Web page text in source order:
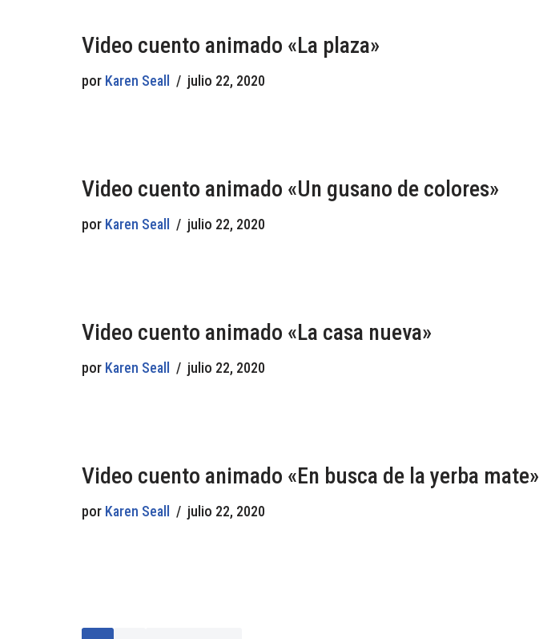
Video cuento animado «La plaza»
por Karen Seall julio 22, 2020
Video cuento animado «Un gusano de colores»
por Karen Seall julio 22, 2020
Video cuento animado «La casa nueva»
por Karen Seall julio 22, 2020
Video cuento animado «En busca de la yerba mate»
por Karen Seall julio 22, 2020